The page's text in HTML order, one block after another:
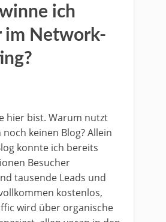
ich
im Network-
hier bist. Warum nutzt
keinen Blog? Allein
konnte ich bereits
Besucher
tausende Leads und
kostenlos,
wird über organische